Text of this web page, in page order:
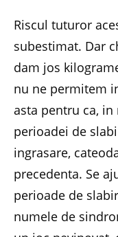
Riscul tuturor
subestimat. Dar
dam jos
nu ne permitem
asta pentru ca,
perioadei de
ingrasare,
precedenta. Se
perioade de
numele de